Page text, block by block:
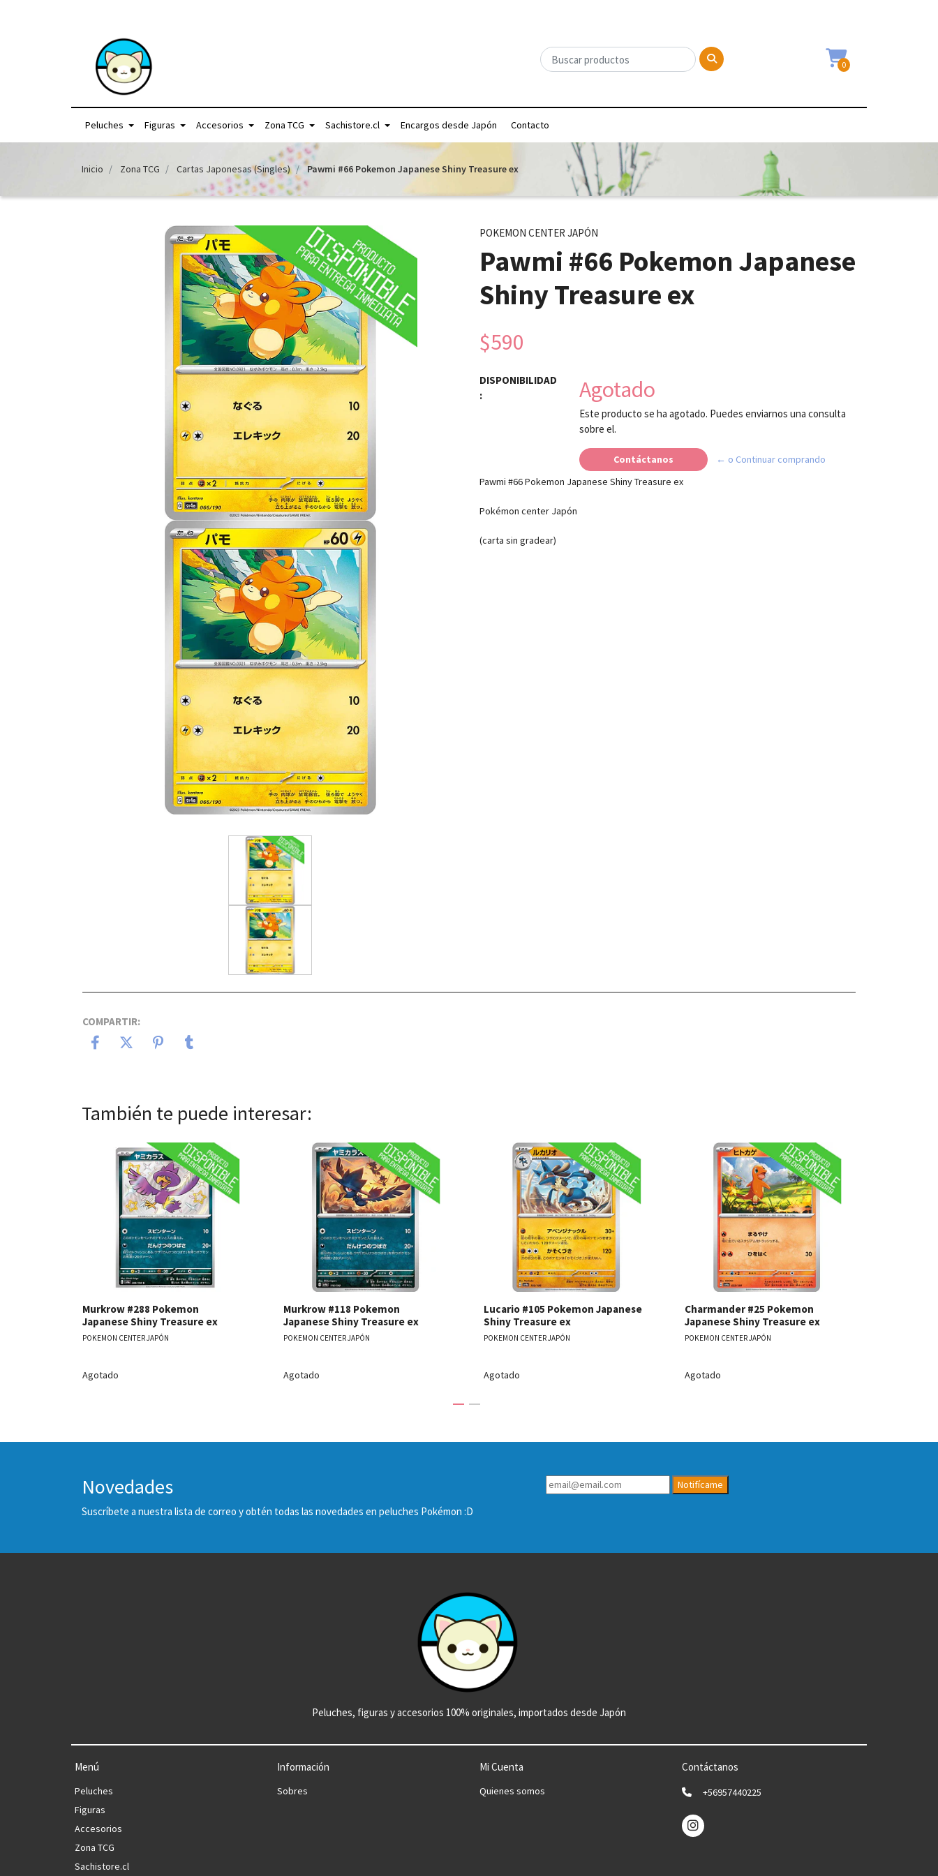
0
Peluches Figuras Accesorios Zona TCG Sachistore.cl Encargos desde Japón Contacto
Inicio Zona TCG Cartas Japonesas (Singles) Pawmi #66 Pokemon Japanese Shiny Treasure ex
POKEMON CENTER JAPÓN
Pawmi #66 Pokemon Japanese
Shiny Treasure ex
$590
DISPONIBILIDAD
:
Agotado
Este producto se ha agotado. Puedes enviarnos una consulta
sobre el.
Contáctanos
← o Continuar comprando
Pawmi #66 Pokemon Japanese Shiny Treasure ex
Pokémon center Japón
(carta sin gradear)
COMPARTIR:
También te puede interesar:
Ver detalles
Murkrow #288 Pokemon
Japanese Shiny Treasure ex
POKEMON CENTER JAPÓN
Agotado
Ver detalles
Murkrow #118 Pokemon
Japanese Shiny Treasure ex
POKEMON CENTER JAPÓN
Agotado
Ver detalles
Lucario #105 Pokemon Japanese
Shiny Treasure ex
POKEMON CENTER JAPÓN
Agotado
Ver detalles
Charmander #25 Pokemon
Japanese Shiny Treasure ex
POKEMON CENTER JAPÓN
Agotado
Novedades
Suscríbete a nuestra lista de correo y obtén todas las novedades en peluches Pokémon :D
Notifícame
Peluches, figuras y accesorios 100% originales, importados desde Japón
Menú
Peluches
Figuras
Accesorios
Zona TCG
Sachistore.cl
Información
Sobres
Mi Cuenta
Quienes somos
Contáctanos
+56957440225